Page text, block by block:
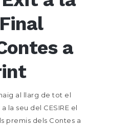
a
al llarg de tot el
la seu del CESIRE el
premis dels Contes a